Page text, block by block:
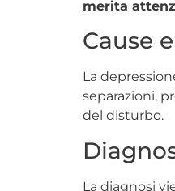
merita
Cause
La
separazioni,
del disturbo.
La diagnosi